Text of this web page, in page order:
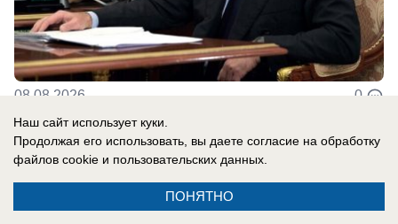
08.08.2026 0
В России
радостно встретил Зеленского и
Наш сайт использует куки.
Продолжая его использовать, вы даете согласие на обработку
файлов cookie и пользовательских данных.
ПОНЯТНО